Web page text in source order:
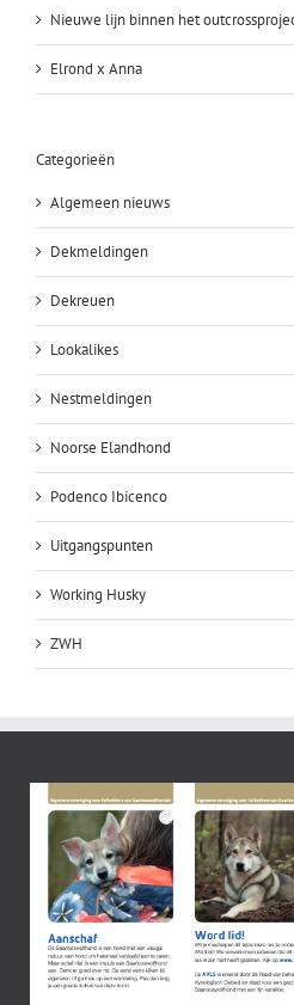
Nieuwe lijn binnen het
Elrond x Anna
Categorieën
Algemeen nieuws
Dekmeldingen
Dekreuen
Lookalikes
Nestmeldingen
Noorse Elandhond
Podenco Ibicenco
Uitgangspunten
Working Husky
ZWH